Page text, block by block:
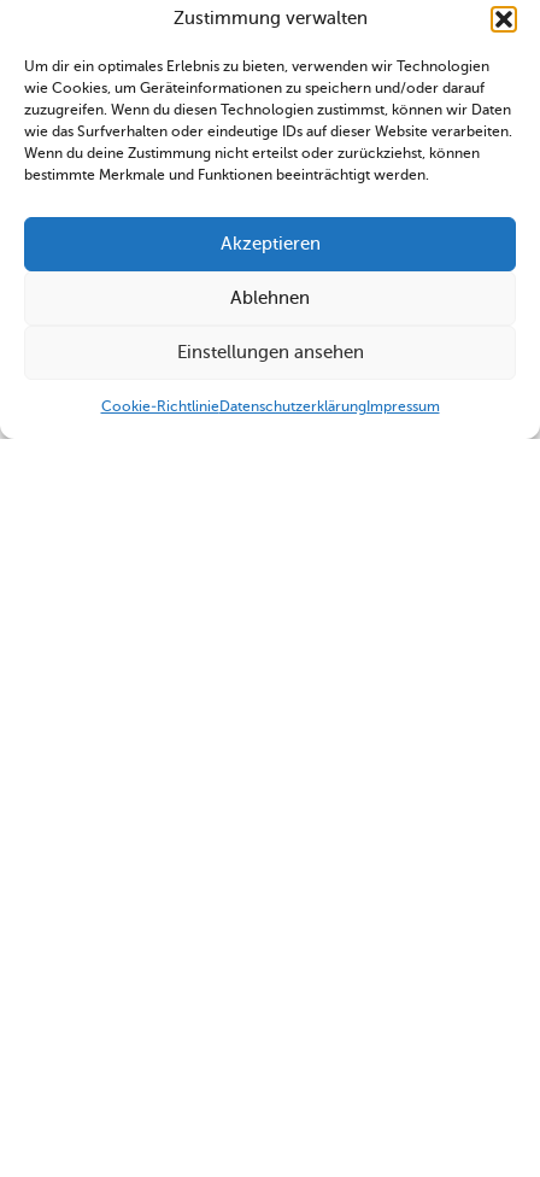
Zustimmung verwalten
Um dir ein optimales Erlebnis zu bieten, verwenden wir Technologien
wie Cookies, um Geräteinformationen zu speichern und/oder darauf
zuzugreifen. Wenn du diesen Technologien zustimmst, können wir Daten
wie das Surfverhalten oder eindeutige IDs auf dieser Website verarbeiten.
Wenn du deine Zustimmung nicht erteilst oder zurückziehst, können
bestimmte Merkmale und Funktionen beeinträchtigt werden.
Akzeptieren
Ablehnen
Einstellungen ansehen
Cookie-RichtlinieDatenschutzerklärungImpressum